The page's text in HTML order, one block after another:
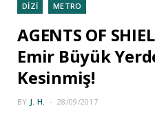
DİZİ METRO
AGENTS OF
Emir Büyük
Kesinmiş!
BY J. H. 28/09/2017